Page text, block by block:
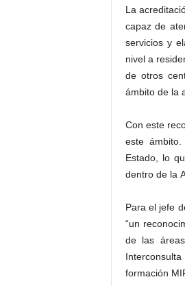
La
capaz de
servicios y
nivel a
de otros
ámbito de la
Con este
este
Estado, lo
dentro de la
Para el jefe
“un
de las
formación